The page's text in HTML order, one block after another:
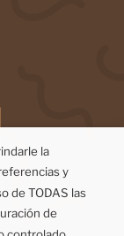
la
y
de TODAS las
de